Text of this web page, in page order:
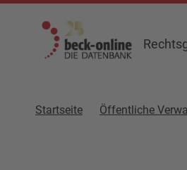
Startseite Öffentliche